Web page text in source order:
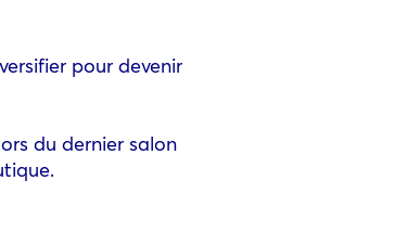
pour devenir
du dernier salon